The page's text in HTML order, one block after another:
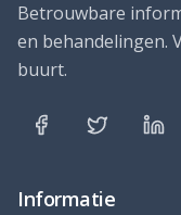
Betrouwbare
en behandelingen.
buurt.
Informatie